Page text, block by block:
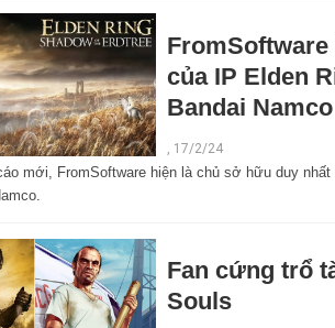
của IP Elden
Bandai Namco
17/2/24
mới, FromSoftware hiện là chủ sở hữu duy
Fan cứng trổ
Souls